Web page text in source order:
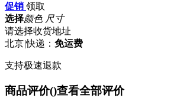
促销 领取
选择颜色 尺寸
请选择收货地址
北京|快递： 免运费
支持极速退款
商品评价()查看全部评价